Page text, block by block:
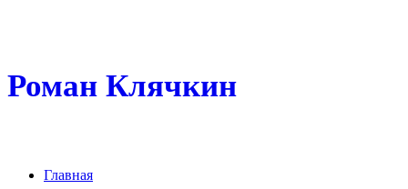
Роман Клячкин
Главная